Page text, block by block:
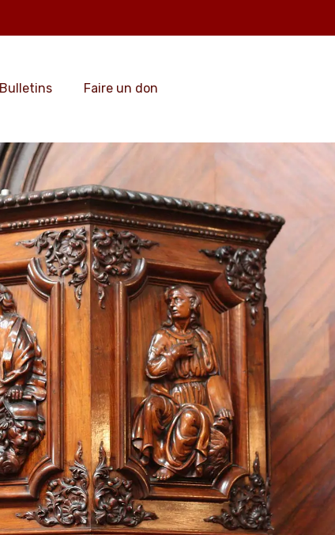
Bulletins Faire un don